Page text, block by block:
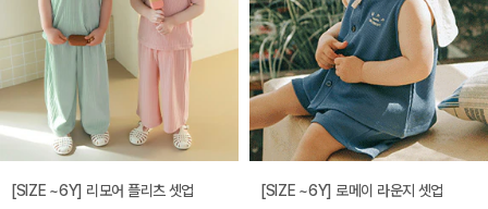
[SIZE ~6Y] 리모어 플리츠 셋업 [SIZE ~6Y] 로메이 라운지 셋업